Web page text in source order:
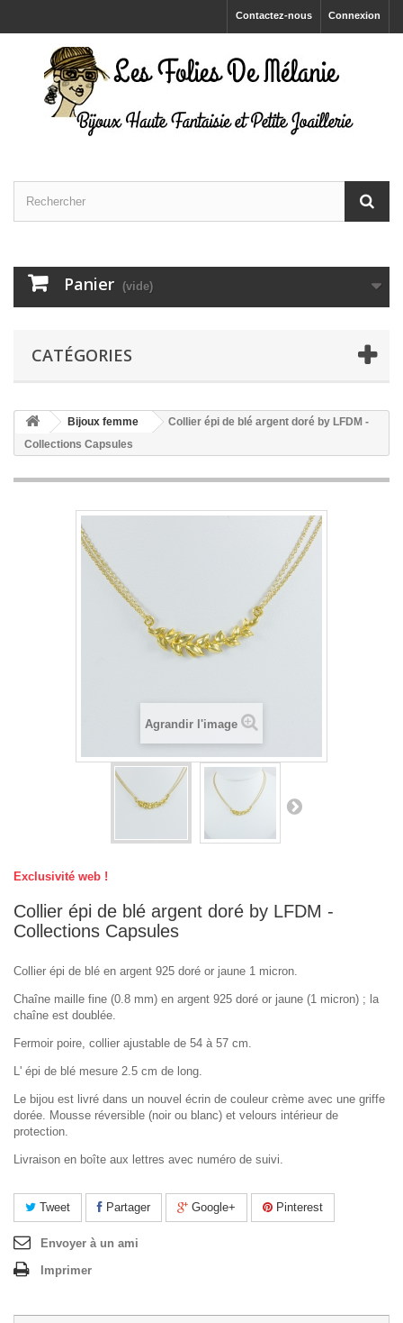
Connexion
Contactez-nous
Panier (vide)
CATÉGORIES
Bijoux femme
Collier épi de blé argent doré by LFDM -
Collections Capsules
Agrandir l'image
Exclusivité web !
Collier épi de blé argent doré by LFDM -
Collections Capsules
Collier épi de blé en argent 925 doré or jaune 1 micron.
Chaîne maille fine (0.8 mm) en argent 925 doré or jaune (1 micron) ; la
chaîne est doublée.
Fermoir poire, collier ajustable de 54 à 57 cm.
L' épi de blé mesure 2.5 cm de long.
Le bijou est livré dans un nouvel écrin de couleur crème avec une griffe
dorée. Mousse réversible (noir ou blanc) et velours intérieur de
protection.
Livraison en boîte aux lettres avec numéro de suivi.
Tweet Partager Google+ Pinterest
Envoyer à un ami
Imprimer